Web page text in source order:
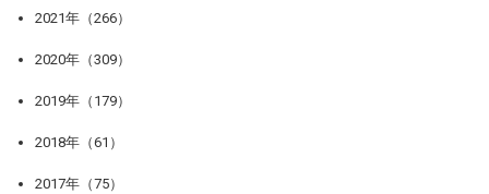
2021年（266）
2020年（309）
2019年（179）
2018年（61）
2017年（75）